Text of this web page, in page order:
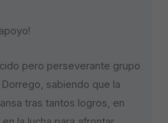
pero perseverante grupo
sabiendo que la
tras tantos logros, en